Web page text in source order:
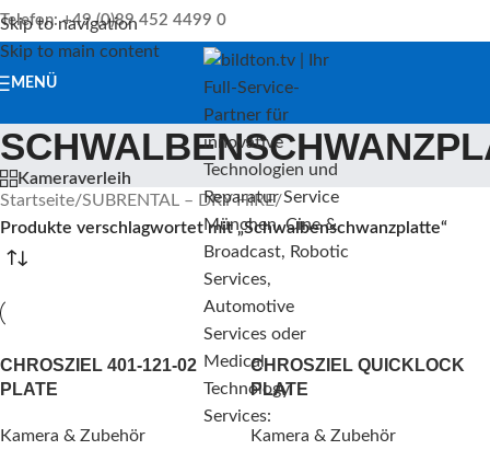
Skip to navigation
Skip to main content
Telefon: +49 (0)89 452 4499 0
MENÜ
Kameraverleih
Startseite/SUBRENTAL – DRY HIRE/
Produkte verschlagwortet mit „Schwalbenschwanzplatte“
CHROSZIEL 401-121-02
PLATE
Kamera & Zubehör
CHROSZIEL QUICKLOCK
PLATE
Kamera & Zubehör